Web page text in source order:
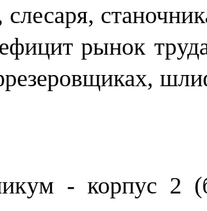
слесаря,
рынок
- корпус